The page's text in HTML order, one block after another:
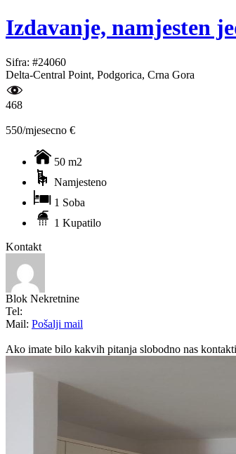
Izdavanje, namjesten
Sifra: #24060
Delta-Central Point, Podgorica, Crna Gora
468
550/mjesecno €
50 m2
Namjesteno
1 Soba
1 Kupatilo
Kontakt
Blok Nekretnine
Tel:
Mail: Pošalji mail
Ako imate bilo kakvih pitanja slobodno nas